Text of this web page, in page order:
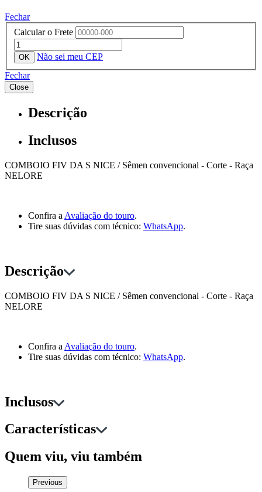
Fechar
Calcular o Frete
Não sei meu CEP
Fechar
Close
Descrição
Inclusos
COMBOIO FIV DA S NICE / Sêmen convencional - Corte - Raça
NELORE
Confira a Avaliação do touro.
Tire suas dúvidas com técnico: WhatsApp.
Descrição
COMBOIO FIV DA S NICE / Sêmen convencional - Corte - Raça
NELORE
Confira a Avaliação do touro.
Tire suas dúvidas com técnico: WhatsApp.
Inclusos
Características
Quem viu, viu também
Previous